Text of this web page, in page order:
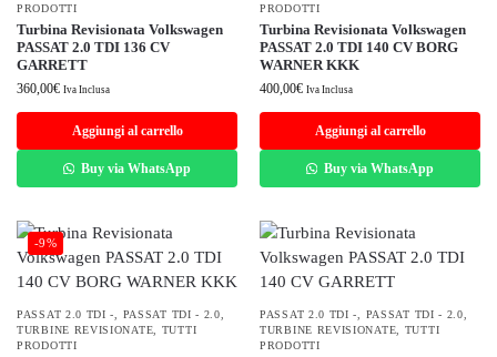
PRODOTTI
Turbina Revisionata Volkswagen
PASSAT 2.0 TDI 136 CV
GARRETT
360,00€ Iva Inclusa
Aggiungi al carrello
Buy via WhatsApp
PRODOTTI
Turbina Revisionata Volkswagen
PASSAT 2.0 TDI 140 CV BORG
WARNER KKK
400,00€ Iva Inclusa
Aggiungi al carrello
Buy via WhatsApp
-9%
PASSAT 2.0 TDI - PASSAT TDI - 2.0
TURBINE REVISIONATE
TUTTI
PRODOTTI
PASSAT 2.0 TDI - PASSAT TDI - 2.0
TURBINE REVISIONATE
TUTTI
PRODOTTI